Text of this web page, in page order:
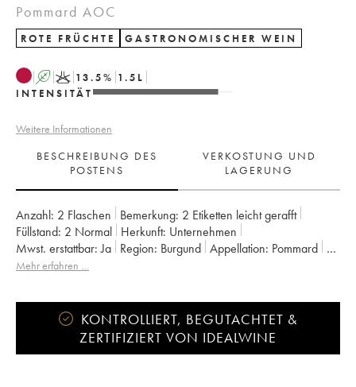
Pommard AOC
ROTE FRÜCHTE GASTRONOMISCHER WEIN
A K 13.5% 1.5 L
INTENSITÄT
Weitere Informationen
BESCHREIBUNG DES
POSTENS
VERKOSTUNG UND
LAGERUNG
Anzahl: 2 Flaschen Bemerkung: 2 Etiketten leicht gerafft
Füllstand: 2 Normal Herkunft:
unternehmen
Mwst. erstattbar: ja Region: Burgund Appellation: Pommard
Eigentümer:
Chanterêves
Mehr erfahren …
KONTROLLIERT, BEGUTACHTET &
ZERTIFIZIERT VON IDEALWINE